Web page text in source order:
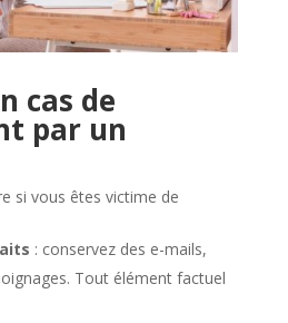
cas de
par un
si vous êtes victime de
: conservez des e-mails,
Tout élément factuel